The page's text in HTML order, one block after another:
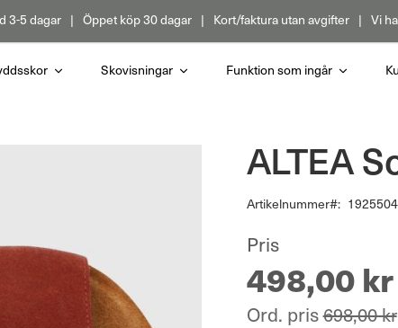
3-5 dagar Öppet köp 30 dagar Kort/faktura utan avgifter Vi
Skovisningar Funktion som ingår
ALTEA
Artikelnummer
1925504
Pris
498,00 kr
Ord. pris698,00 kr